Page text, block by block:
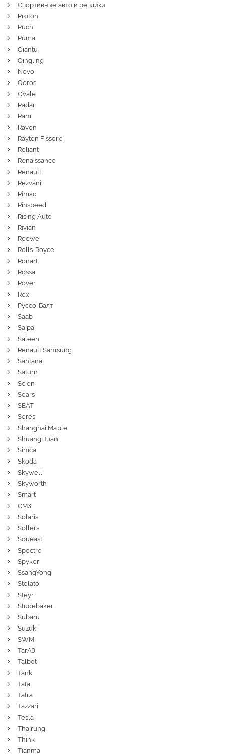
Спортивные авто и реплики
Proton
Puch
Puma
Qiantu
Qingling
Nevo
Qoros
Qvale
Radar
Ram
Ravon
Rayton Fissore
Reliant
Renaissance
Renault
Rezvani
Rimac
Rinspeed
Rising Auto
Rivian
Roewe
Rolls-Royce
Ronart
Rossa
Rover
Rox
Руссо-Балт
Saab
Saipa
Saleen
Renault Samsung
Santana
Saturn
Scion
Sears
SEAT
Seres
Shanghai Maple
ShuangHuan
Simca
Skoda
Skywell
Skyworth
Smart
СМЗ
Solaris
Sollers
Soueast
Spectre
Spyker
SsangYong
Stelato
Steyr
Studebaker
Subaru
Suzuki
SWM
ТагАЗ
Talbot
Tank
Tata
Tatra
Tazzari
Tesla
Thairung
Think
Tianma